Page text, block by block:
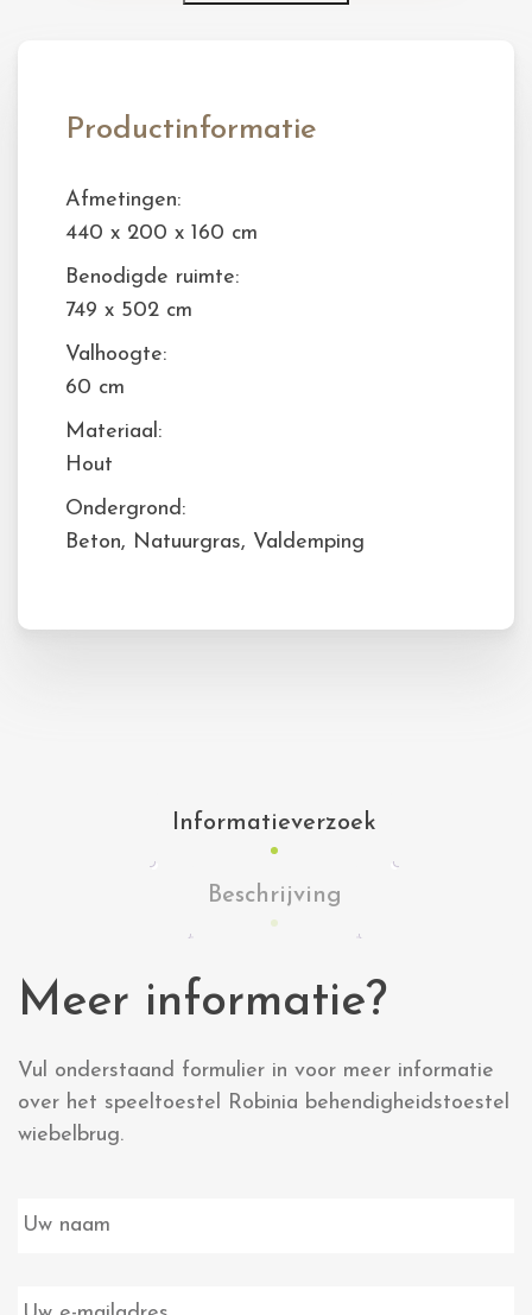
Productinformatie
Afmetingen:
440 x 200 x 160 cm
Benodigde ruimte:
749 x 502 cm
Valhoogte:
60 cm
Materiaal:
Hout
Ondergrond:
Beton, Natuurgras, Valdemping
Informatieverzoek
Beschrijving
Meer informatie?
Vul onderstaand formulier in voor meer informatie
over het speeltoestel Robinia behendigheidstoestel
wiebelbrug.